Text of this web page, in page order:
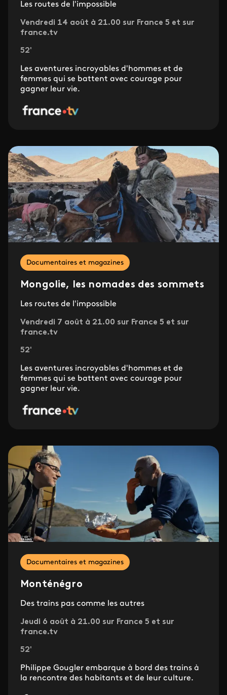
Les routes de l'impossible
Vendredi 14 août à 21.00 sur France 5 et sur
france.tv
52'
Les aventures incroyables d'hommes et de
femmes qui se battent avec courage pour
gagner leur vie.
Documentaires et magazines
Mongolie, les nomades des sommets
Les routes de l'impossible
Vendredi 7 août à 21.00 sur France 5 et sur
france.tv
52'
Les aventures incroyables d'hommes et de
femmes qui se battent avec courage pour
gagner leur vie.
Documentaires et magazines
Monténégro
Des trains pas comme les autres
Jeudi 6 août à 21.00 sur France 5 et sur
france.tv
52'
Philippe Gougler embarque à bord des trains à
la rencontre des habitants et de leur culture.